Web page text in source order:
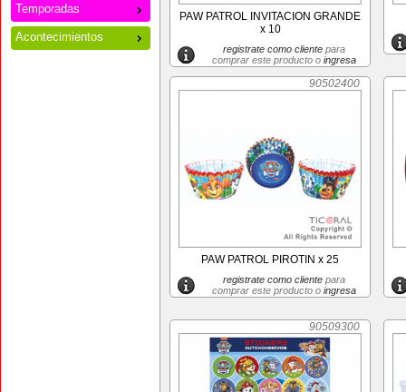
Temporadas
Acontecimientos
PAW PATROL INVITACION GRANDE
x 10
registrate como clientepara
comprar este producto o ingresa
90502400
PAW PATROL PIROTIN x 25
registrate como clientepara
comprar este producto o ingresa
90509300